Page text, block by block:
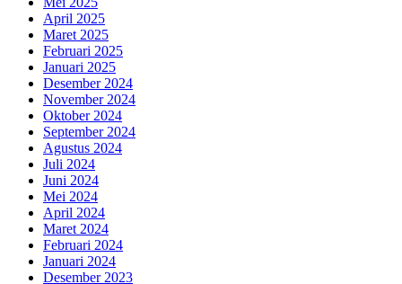
April 2025
Maret 2025
Februari 2025
Januari 2025
Desember 2024
November 2024
Oktober 2024
September 2024
Agustus 2024
Juli 2024
Juni 2024
Mei 2024
April 2024
Maret 2024
Februari 2024
Januari 2024
Desember 2023